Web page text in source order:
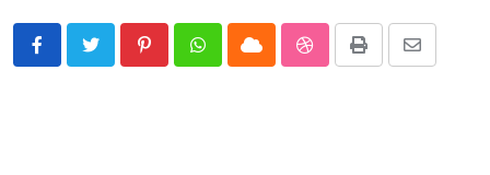
PinterestWhatsappCloud StumbleUpon
Print
Share